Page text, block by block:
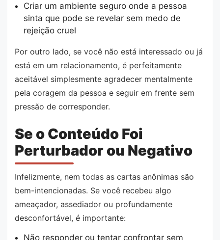
Criar um ambiente seguro onde a pessoa
sinta que pode se revelar sem medo de
rejeição cruel
Por outro lado, se você não está interessado ou já
está em um relacionamento, é perfeitamente
aceitável simplesmente agradecer mentalmente
pela coragem da pessoa e seguir em frente sem
pressão de corresponder.
Se o Conteúdo Foi
Perturbador ou Negativo
Infelizmente, nem todas as cartas anônimas são
bem-intencionadas. Se você recebeu algo
ameaçador, assediador ou profundamente
desconfortável, é importante:
Não responder ou tentar confrontar sem